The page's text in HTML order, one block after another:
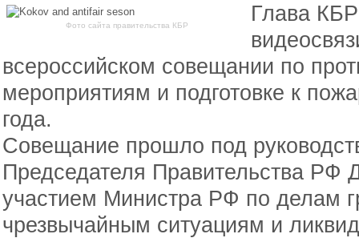
Фото сайта правительства КБР
Глава
всероссийском совещании по
мероприятиям и подготовке к
года.
Совещание прошло под
Председателя Правительства РФ
участием Министра РФ по делам
чрезвычайным ситуациям и